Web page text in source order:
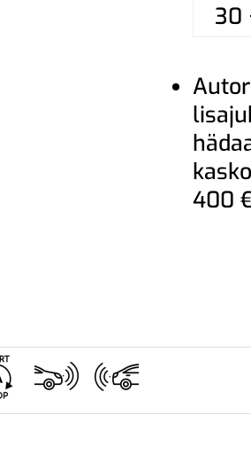
30
400